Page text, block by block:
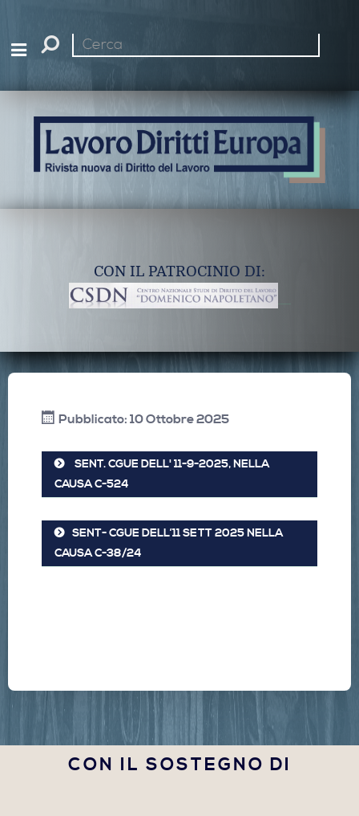
Cerca
CON IL PATROCINIO DI:
Pubblicato: 10 Ottobre 2025
SENT. CGUE DELL' 11-9-2025, NELLA
CAUSA C-524
SENT- CGUE DELL’11 SETT 2025 NELLA
CAUSA C-38/24
CON IL SOSTEGNO DI